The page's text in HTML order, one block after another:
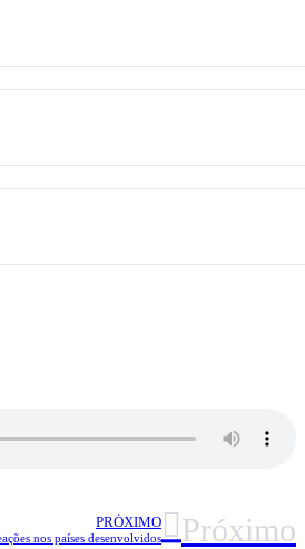
PRÓXIMO
nos países desenvolvidos Próximo